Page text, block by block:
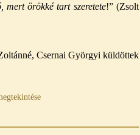
örökké tart szeretete!” (Zsolt
Csernai Györgyi küldöttek